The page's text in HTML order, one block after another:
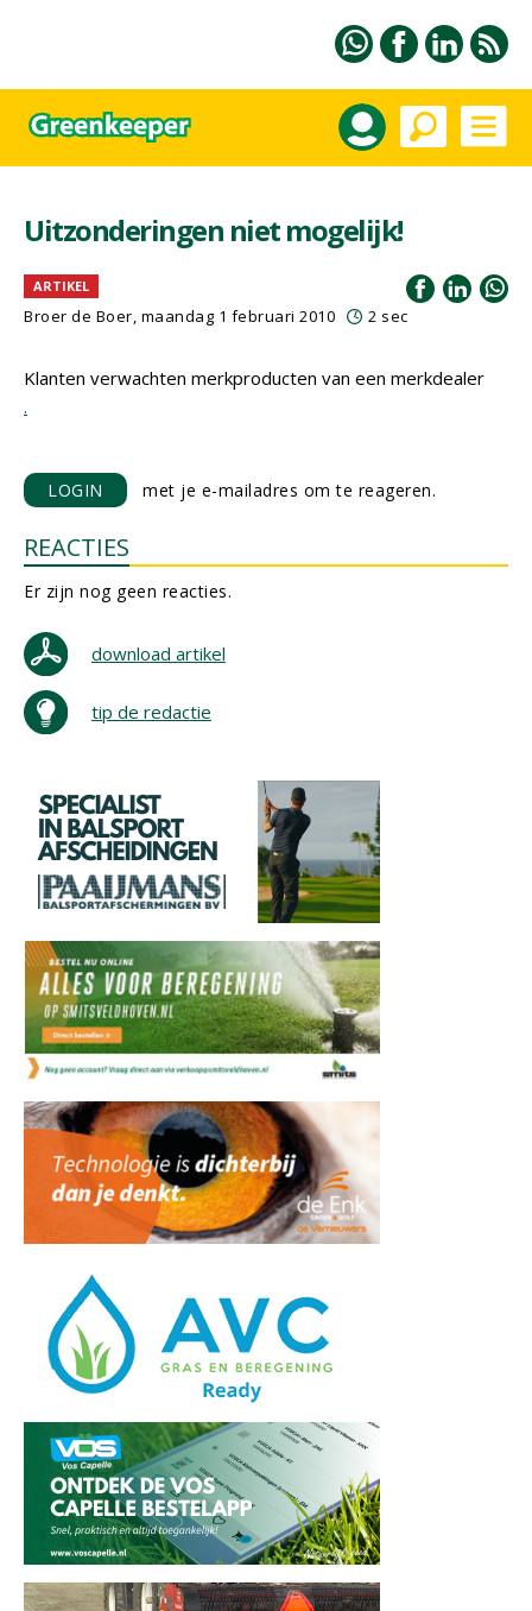
Uitzonderingen niet mogelijk!
ARTIKEL
Broer de Boer, maandag 1 februari 2010 2 sec
Klanten verwachten merkproducten van een merkdealer
.
LOGIN met je e-mailadres om te reageren.
REACTIES
Er zijn nog geen reacties.
download artikel
tip de redactie